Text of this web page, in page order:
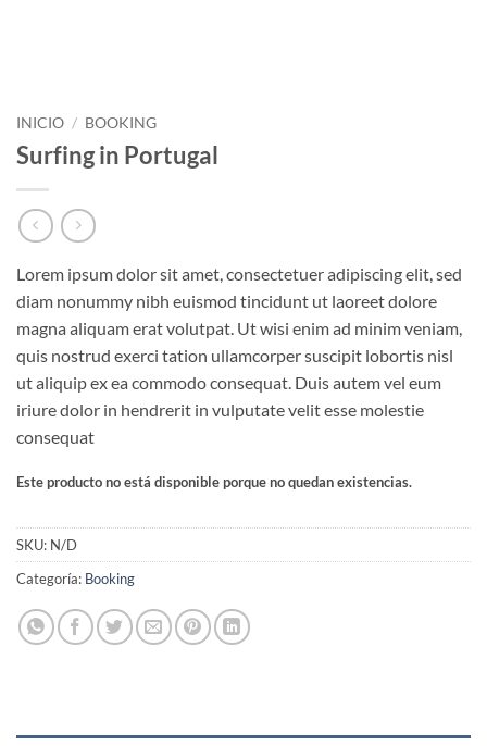
INICIO / BOOKING
Surfing in Portugal
Lorem ipsum dolor sit amet, consectetuer adipiscing elit, sed
diam nonummy nibh euismod tincidunt ut laoreet dolore
magna aliquam erat volutpat. Ut wisi enim ad minim veniam,
quis nostrud exerci tation ullamcorper suscipit lobortis nisl
ut aliquip ex ea commodo consequat. Duis autem vel eum
iriure dolor in hendrerit in vulputate velit esse molestie
consequat
Este producto no está disponible porque no quedan existencias.
SKU: N/D
Categoría: Booking